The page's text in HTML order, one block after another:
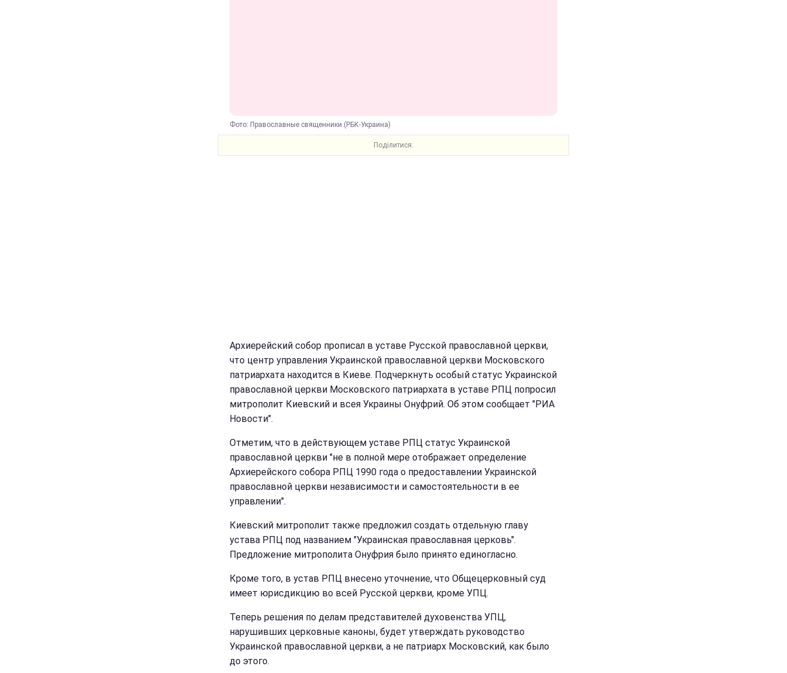
Фото: Православные священники (РБК-Украина)
Поділитися:
Архиерейский собор прописал в уставе Русской православной церкви,
что центр управления Украинской православной церкви Московского
патриархата находится в Киеве. Подчеркнуть особый статус Украинской
православной церкви Московского патриархата в уставе РПЦ попросил
митрополит Киевский и всея Украины Онуфрий. Об этом сообщает "РИА
Новости".
Отметим, что в действующем уставе РПЦ статус Украинской
православной церкви "не в полной мере отображает определение
Архиерейского собора РПЦ 1990 года о предоставлении Украинской
православной церкви независимости и самостоятельности в ее
управлении".
Киевский митрополит также предложил создать отдельную главу
устава РПЦ под названием "Украинская православная церковь".
Предложение митрополита Онуфрия было принято единогласно.
Кроме того, в устав РПЦ внесено уточнение, что Общецерковный суд
имеет юрисдикцию во всей Русской церкви, кроме УПЦ.
Теперь решения по делам представителей духовенства УПЦ,
нарушивших церковные каноны, будет утверждать руководство
Украинской православной церкви, а не патриарх Московский, как было
до этого.